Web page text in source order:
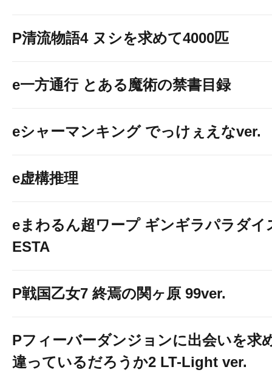
P清流物語4 ヌシを求めて4000匹
e一方通行 とある魔術の禁書目録
eシャーマンキング でっけぇえなver.
e虚構推理
eまわるん超ワープ ギンギラパラダイ
ESTA
P戦国乙女7 終焉の関ヶ原 99ver.
Pフィーバーダンジョンに出会いを求
違っているだろうか2 LT-Light ver.